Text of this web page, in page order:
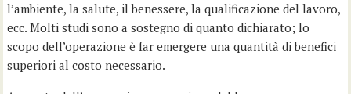
l’ambiente, la salute, il benessere, la qualificazione del lavoro,
ecc. Molti studi sono a sostegno di quanto dichiarato; lo
scopo dell’operazione è far emergere una quantità di benefici
superiori al costo necessario.